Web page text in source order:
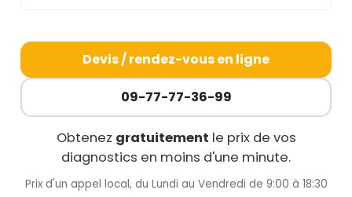
Devis / rendez-vous en ligne
09-77-77-36-99
Obtenez gratuitement le prix de vos
diagnostics en moins d'une minute.
Prix d'un appel local, du Lundi au Vendredi de 9:00 à 18:30